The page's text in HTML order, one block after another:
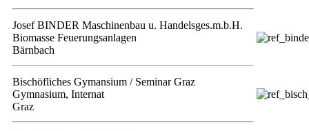
Josef BINDER Maschinenbau u. Handelsges.m.b.H.
Biomasse Feuerungsanlagen
Bärnbach
Bischöfliches Gymansium / Seminar Graz
Gymnasium, Internat
Graz